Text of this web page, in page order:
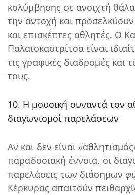
κολύμβησης σε ανοιχτή
την αντοχή και
και επισκέπτες αθλητές. Ο
Παλαιοκαστρίτσα είναι
τις γραφικές διαδρομές και
τους.
10. Η μουσική συναντά τον
διαγωνισμοί παρελάσεων
Αν και δεν είναι
παραδοσιακή έννοια, οι
παρελάσεις των διάσημων
Κέρκυρας απαιτούν